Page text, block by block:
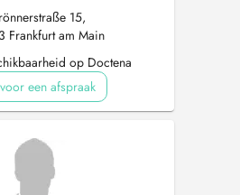
15,
Frankfurt am Main
op Doctena
een afspraak